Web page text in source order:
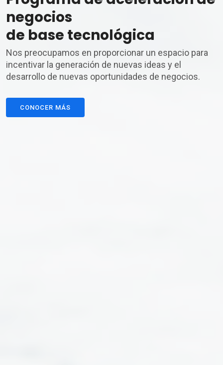
negocios
de base tecnológica
Nos preocupamos en proporcionar un espacio para
incentivar la generación de nuevas ideas y el
desarrollo de nuevas oportunidades de negocios.
CONOCER MÁS